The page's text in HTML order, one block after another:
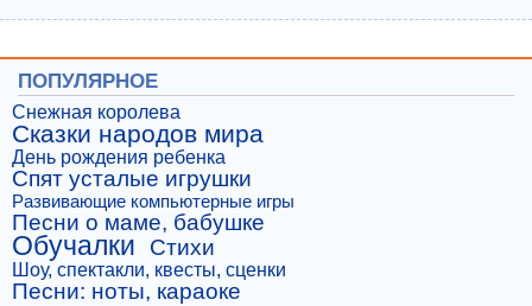
ПОПУЛЯРНОЕ
Снежная королева
Сказки народов мира
День рождения ребенка
Спят усталые игрушки
Развивающие компьютерные игры
Песни о маме, бабушке
Обучалки Стихи
Шоу, спектакли, квесты, сценки
Песни: ноты, караоке